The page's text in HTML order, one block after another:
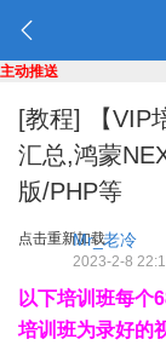
主动推送
[教程]
【VIP
汇总,鸿蒙
版/PHP等
点击重新加载Mr_老冷
2023-2-8
以下培训班每个
培训班为录好的